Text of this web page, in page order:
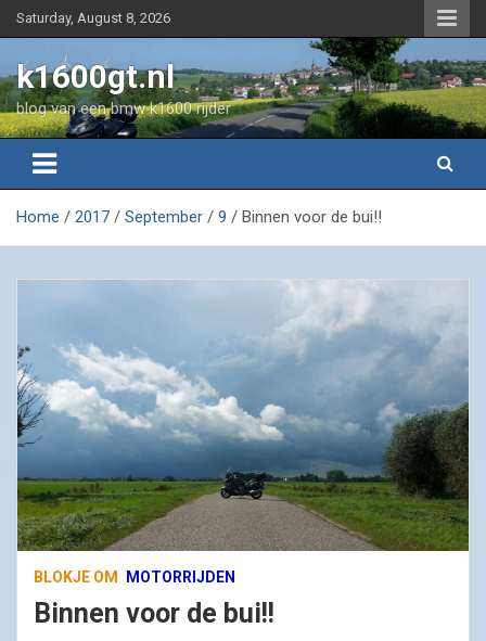
Skip
to
Saturday, August 8, 2026
k1600gt.nl
blog van een bmw k1600 rijder
Home 2017 September 9 Binnen voor de bui!!
BLOKJE OM MOTORRIJDEN
Binnen voor de bui!!